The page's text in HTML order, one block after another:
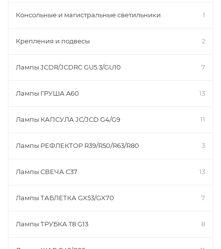
Консольные и магистральные светильники 1
Крепления и подвесы 2
Лампы JCDR/JCDRC GU5.3/GU10 7
Лампы ГРУША A60 13
Лампы КАПСУЛА JC/JCD G4/G9 11
Лампы РЕФЛЕКТОР R39/R50/R63/R80 3
Лампы СВЕЧА С37 13
Лампы ТАБЛЕТКА GX53/GX70 7
Лампы ТРУБКА T8 G13 8